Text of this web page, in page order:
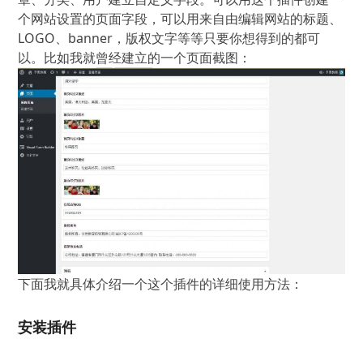
个网站设置的页面字段，可以用来自由编辑网站的标题、
LOGO、banner，版权文字等等只要你想得到的都可
以。比如我就曾经建立的一个页面截图：
下面我就具体介绍一个这个插件的详细使用方法：
安装插件